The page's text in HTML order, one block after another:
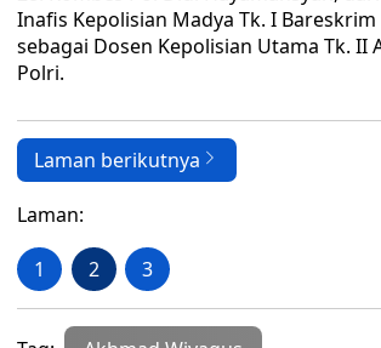
Inafis Kepolisian Madya Tk. I
sebagai Dosen Kepolisian Utama Tk. II
Polri.
Laman berikutnya
Laman:
1 2 3